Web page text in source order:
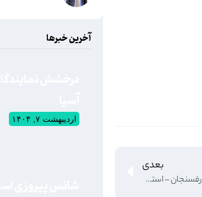
بعدی
کارشناسی پنج صحنه جنجالی مس رفسنجان – استقلال
آخرین خبرها
اردیبهشت ۷, ۱۴۰۴